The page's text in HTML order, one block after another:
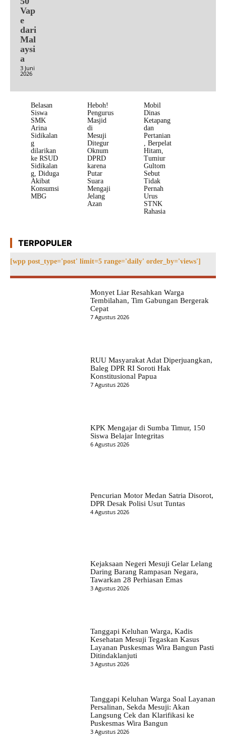
Vap
e
dari
Mal
aysi
a
3 Juni
2026
Belasan
Siswa
SMK
Arina
Sidikalan
g
dilarikan
ke RSUD
Sidikalan
g, Diduga
Akibat
Konsumsi
MBG
Heboh!
Pengurus
Masjid
di
Mesuji
Ditegur
Oknum
DPRD
karena
Putar
Suara
Mengaji
Jelang
Azan
Mobil
Dinas
Ketapang
dan
Pertanian
, Berpelat
Hitam,
Tumiur
Gultom
Sebut
Tidak
Pernah
Urus
STNK
Rahasia
TERPOPULER
[wpp post_type='post' limit=5 range='daily' order_by='views']
Monyet Liar Resahkan Warga
Tembilahan, Tim Gabungan Bergerak
Cepat
7 Agustus 2026
RUU Masyarakat Adat Diperjuangkan,
Baleg DPR RI Soroti Hak
Konstitusional Papua
7 Agustus 2026
KPK Mengajar di Sumba Timur, 150
Siswa Belajar Integritas
6 Agustus 2026
Pencurian Motor Medan Satria Disorot,
DPR Desak Polisi Usut Tuntas
4 Agustus 2026
Kejaksaan Negeri Mesuji Gelar Lelang
Daring Barang Rampasan Negara,
Tawarkan 28 Perhiasan Emas
3 Agustus 2026
Tanggapi Keluhan Warga, Kadis
Kesehatan Mesuji Tegaskan Kasus
Layanan Puskesmas Wira Bangun Pasti
Ditindaklanjuti
3 Agustus 2026
Tanggapi Keluhan Warga Soal Layanan
Persalinan, Sekda Mesuji: Akan
Langsung Cek dan Klarifikasi ke
Puskesmas Wira Bangun
3 Agustus 2026